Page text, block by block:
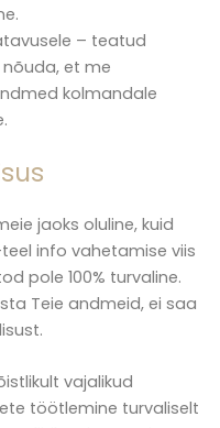
– teatud
et me
kolmandale
jaoks oluline, kuid
info vahetamise viis
pole 100% turvaline.
Teie andmeid, ei saa
vajalikud
töötlemine turvaliselt